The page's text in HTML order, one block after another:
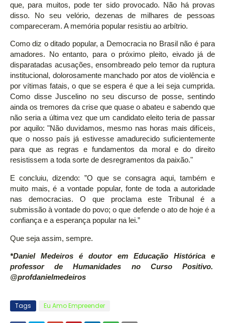
que, para muitos, pode ter sido provocado. Não há provas
disso. No seu velório, dezenas de milhares de pessoas
compareceram. A memória popular resistiu ao arbítrio.
Como diz o ditado popular, a Democracia no Brasil não é para
amadores. No entanto, para o próximo pleito, eivado já de
disparatadas acusações, ensombreado pelo temor da ruptura
institucional, dolorosamente manchado por atos de violência e
por vítimas fatais, o que se espera é que a lei seja cumprida.
Como disse Juscelino no seu discurso de posse, sentindo
ainda os tremores da crise que quase o abateu e sabendo que
não seria a última vez que um candidato eleito teria de passar
por aquilo: "Não duvidamos, mesmo nas horas mais difíceis,
que o nosso país já estivesse amadurecido suficientemente
para que as regras e fundamentos da moral e do direito
resistissem a toda sorte de desregramentos da paixão."
E concluiu, dizendo: ”O que se consagra aqui, também e
muito mais, é a vontade popular, fonte de toda a autoridade
nas democracias. O que proclama este Tribunal é a
submissão à vontade do povo; o que defende o ato de hoje é a
confiança e a esperança popular na lei.”
Que seja assim, sempre.
*Daniel Medeiros é doutor em Educação Histórica e
professor de Humanidades no Curso Positivo.
@profdanielmedeiros
Tags Eu Amo Empreender